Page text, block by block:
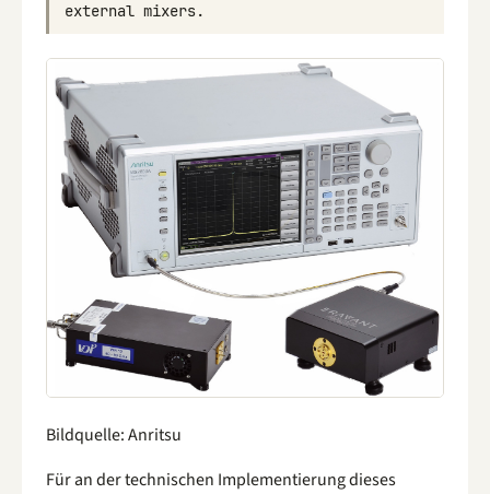
external mixers.
Bildquelle: Anritsu
Für an der technischen Implementierung dieses